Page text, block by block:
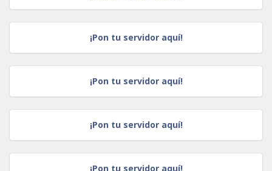
¡Pon tu servidor aquí!
¡Pon tu servidor aquí!
¡Pon tu servidor aquí!
¡Pon tu servidor aquí!